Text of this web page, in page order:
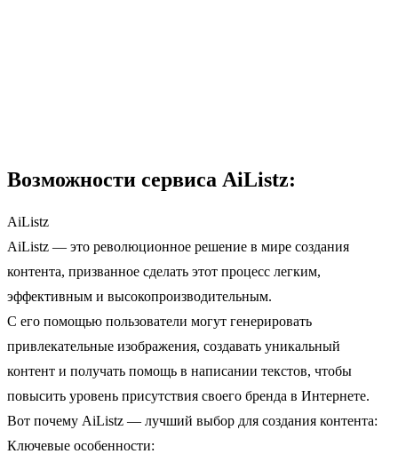
Возможности сервиса AiListz:
AiListz
AiListz — это революционное решение в мире создания
контента, призванное сделать этот процесс легким,
эффективным и высокопроизводительным.
С его помощью пользователи могут генерировать
привлекательные изображения, создавать уникальный
контент и получать помощь в написании текстов, чтобы
повысить уровень присутствия своего бренда в Интернете.
Вот почему AiListz — лучший выбор для создания контента:
Ключевые особенности: